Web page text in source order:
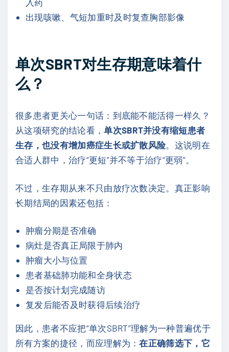
入药
出现咳嗽、气短加重时及时复查胸部影像
单次SBRT对生存期意味着什
么？
很多患者更关心一句话：到底能不能活得一样久？
从这项研究的结论看，单次SBRT并没有缩短患者
生存，也没有增加癌症生长或扩散风险。这说明在
合适人群中，治疗“更短”并不等于治疗“更弱”。
不过，生存期从来不只由放疗次数决定。真正影响
长期结局的因素还包括：
肿瘤分期是否准确
病灶是否真正局限于肺内
肿瘤大小与位置
患者基础肺功能和全身状态
是否按计划完成随访
复发后能否及时获得后续治疗
因此，患者不应把“单次SBRT”理解为一种普遍优于
所有方案的捷径，而应理解为：在正确筛选下，它